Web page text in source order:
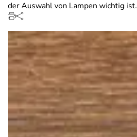
der Auswahl von Lampen wichtig ist.